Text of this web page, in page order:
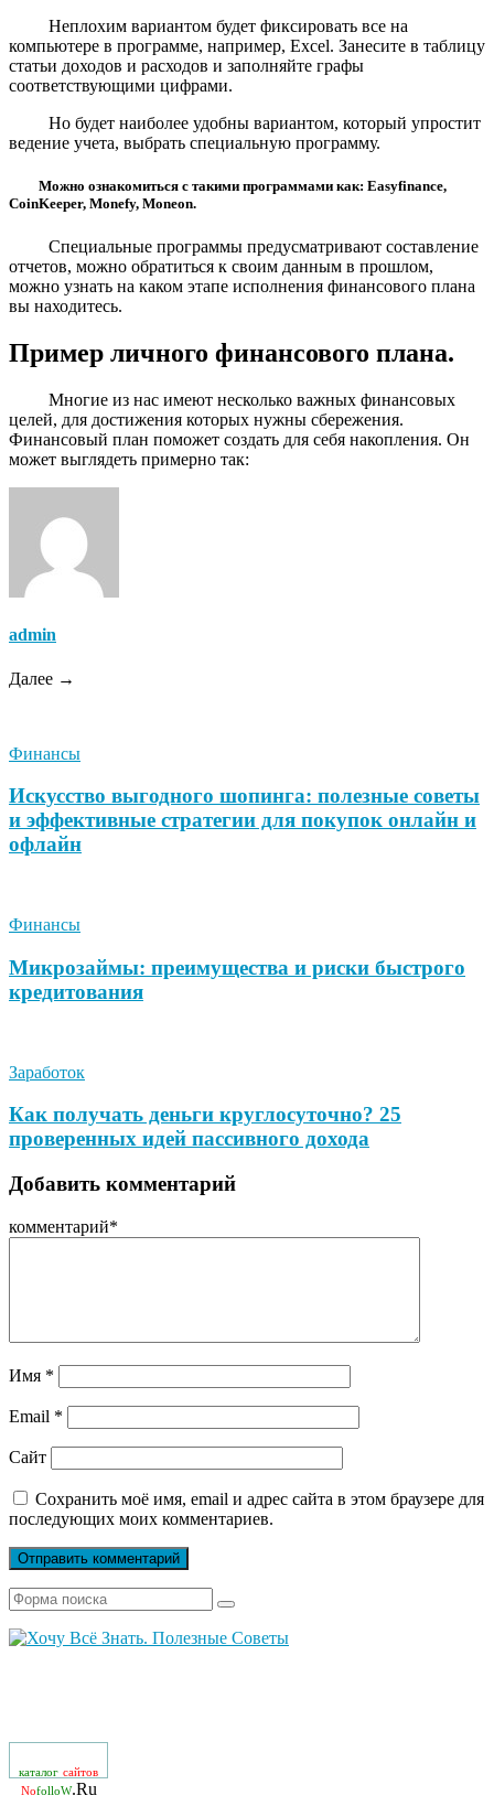
Неплохим вариантом будет фиксировать все на
компьютере в программе, например, Excel. Занесите в таблицу
статьи доходов и расходов и заполняйте графы
соответствующими цифрами.
Но будет наиболее удобны вариантом, который упростит
ведение учета, выбрать специальную программу.
Можно ознакомиться с такими программами как: Easyfinance,
CoinKeeper, Monefy, Moneon.
Специальные программы предусматривают составление
отчетов, можно обратиться к своим данным в прошлом,
можно узнать на каком этапе исполнения финансового плана
вы находитесь.
Пример личного финансового плана.
Многие из нас имеют несколько важных финансовых
целей, для достижения которых нужны сбережения.
Финансовый план поможет создать для себя накопления. Он
может выглядеть примерно так:
admin
Далее →
Финансы
Искусство выгодного шопинга: полезные советы
и эффективные стратегии для покупок онлайн и
офлайн
Финансы
Микрозаймы: преимущества и риски быстрого
кредитования
Заработок
Как получать деньги круглосуточно? 25
проверенных идей пассивного дохода
Добавить комментарий
комментарий*
Имя *
Email *
Сайт
Сохранить моё имя, email и адрес сайта в этом браузере для
последующих моих комментариев.
каталог сайтов
NofolloW.Ru